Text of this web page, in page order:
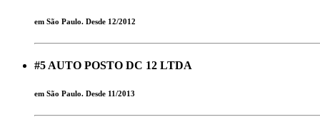
em São Paulo. Desde 12/2012
#5 AUTO POSTO DC 12 LTDA
em São Paulo. Desde 11/2013